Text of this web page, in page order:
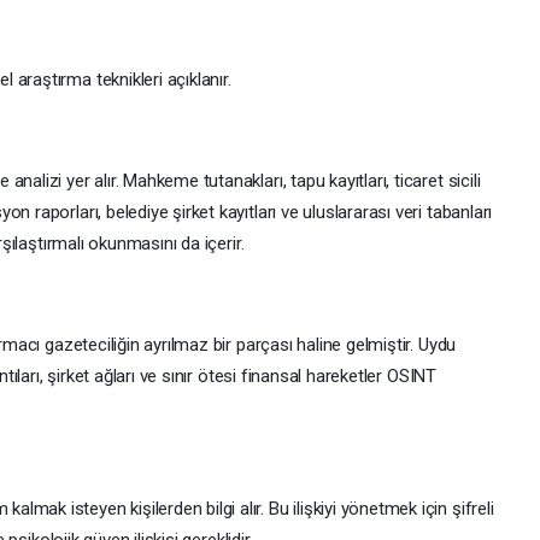
teknikleri açıklanır.
yer alır. Mahkeme tutanakları, tapu kayıtları, ticaret sicili
raporları, belediye şirket kayıtları ve uluslararası veri tabanları
okunmasını da içerir.
gazeteciliğin ayrılmaz bir parçası haline gelmiştir. Uydu
şirket ağları ve sınır ötesi finansal hareketler OSINT
isteyen kişilerden bilgi alır. Bu ilişkiyi yönetmek için şifreli